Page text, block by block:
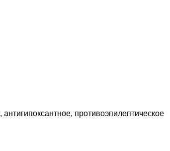
противоэпилептическое